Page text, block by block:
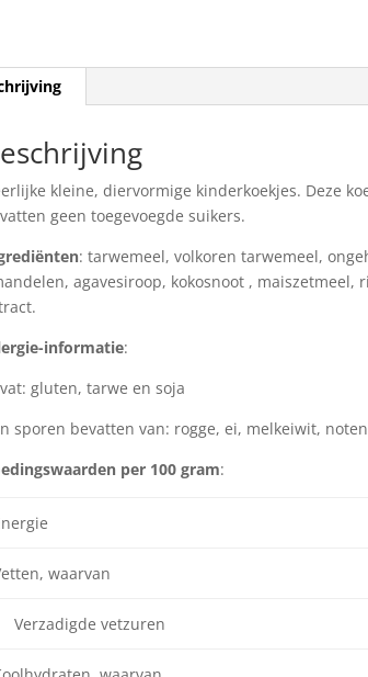
kleine, diervormige kinderkoekjes. Deze
geen toegevoegde suikers.
: tarwemeel, volkoren tarwemeel,
agavesiroop, kokosnoot ,
informatie:
gluten, tarwe en soja
sporen bevatten van: rogge, ei, melkeiwit,
per 100 gram:
waarvan
Verzadigde vetzuren